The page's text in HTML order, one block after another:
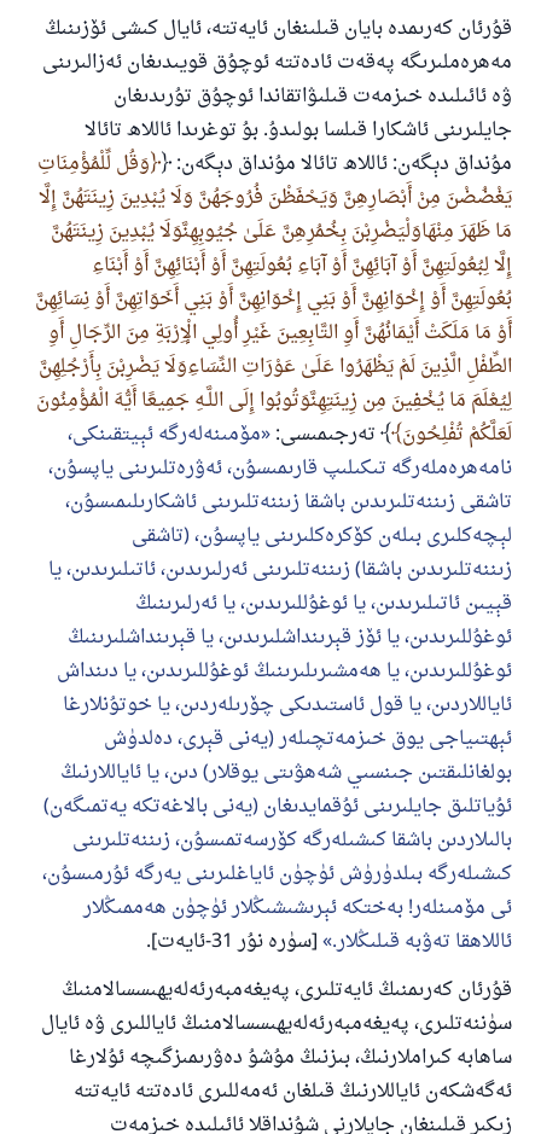
قۇرئان كەرىمدە بايان قىلىنغان ئايەتتە، ئايال كىشى ئۆزىنىڭ
مەھرەملىرىگە پەقەت ئادەتتە ئوچۇق قويىدىغان ئەزالىرىنى
ۋە ئائىلىدە خىزمەت قىلىۋاتقاندا ئوچۇق تۇرىدىغان
جايلىرىنى ئاشكارا قىلسا بولىدۇ. بۇ توغرىدا ئاللاھ تائالا
مۇنداق دېگەن: ئاللاھ تائالا مۇنداق دېگەن: ﴿ وَقُل لِّلْمُؤْمِنَاتِ
يَغْضُضْنَ مِنْ أَبْصَارِهِنَّ وَيَحْفَظْنَ فُرُوجَهُنَّ وَلَا يُبْدِينَ زِينَتَهُنَّ إِلَّا
مَا ظَهَرَ مِنْهَاوَلْيَضْرِبْنَ بِخُمُرِهِنَّ عَلَىٰ جُيُوبِهِنَّوَلَا يُبْدِينَ زِينَتَهُنَّ
إِلَّا لِبُعُولَتِهِنَّ أَوْ آبَائِهِنَّ أَوْ آبَاءِ بُعُولَتِهِنَّ أَوْ أَبْنَائِهِنَّ أَوْ أَبْنَاءِ
بُعُولَتِهِنَّ أَوْ إِخْوَانِهِنَّ أَوْ بَنِي إِخْوَانِهِنَّ أَوْ بَنِي أَخَوَاتِهِنَّ أَوْ نِسَائِهِنَّ
أَوْ مَا مَلَكَتْ أَيْمَانُهُنَّ أَوِ التَّابِعِينَ غَيْرِ أُولِي الْإِرْبَةِ مِنَ الرِّجَالِ أَوِ
الطِّفْلِ الَّذِينَ لَمْ يَظْهَرُوا عَلَىٰ عَوْرَاتِ النِّسَاءِوَلَا يَضْرِبْنَ بِأَرْجُلِهِنَّ
لِيُعْلَمَ مَا يُخْفِينَ مِن زِينَتِهِنَّوَتُوبُوا إِلَى اللَّـهِ جَمِيعًا أَيُّهَ الْمُؤْمِنُونَ
لَعَلَّكُمْ تُفْلِحُونَ ﴾ تەرجىمىسى: مۆمىنەلەرگە ئېيتقىنكى،
نامەھرەملەرگە تىكىلىپ قارىمىسۇن، ئەۋرەتلىرىنى ياپسۇن،
تاشقى زىننەتلىرىدىن باشقا زىننەتلىرىنى ئاشكارىلىمىسۇن،
لېچەكلىرى بىلەن كۆكرەكلىرىنى ياپسۇن، (تاشقى
زىننەتلىرىدىن باشقا) زىننەتلىرىنى ئەرلىرىدىن، ئاتىلىرىدىن، يا
قېيىن ئاتىلىرىدىن، يا ئوغۇللىرىدىن، يا ئەرلىرىنىڭ
ئوغۇللىرىدىن، يا ئۆز قېرىنداشلىرىدىن، يا قېرىنداشلىرىنىڭ
ئوغۇللىرىدىن، يا ھەمشىرىلىرىنىڭ ئوغۇللىرىدىن، يا دىنداش
ئاياللاردىن، يا قول ئاستىدىكى چۆرىلەردىن، يا خوتۇنلارغا
ئېھتىياجى يوق خىزمەتچىلەر (يەنى قېرى، دەلدۈش
بولغانلىقتىن جىنسىي شەھۋىتى يوقلار) دىن، يا ئاياللارنىڭ
ئۇياتلىق جايلىرىنى ئۇقمايدىغان (يەنى بالاغەتكە يەتمىگەن)
بالىلاردىن باشقا كىشىلەرگە كۆرسەتمىسۇن، زىننەتلىرىنى
كىشىلەرگە بىلدۈرۈش ئۈچۈن ئاياغلىرىنى يەرگە ئۇرمىسۇن،
ئى مۆمىنلەر! بەختكە ئېرىشىشىڭلار ئۈچۈن ھەممىڭلار
ئاللاھقا تەۋبە قىلىڭلار. [سۈرە نۇر 31-ئايەت].
قۇرئان كەرىمنىڭ ئايەتلىرى، پەيغەمبەرئەلەيھىسسالامنىڭ
سۈننەتلىرى، پەيغەمبەرئەلەيھىسسالامنىڭ ئاياللىرى ۋە ئايال
ساھابە كىراملارنىڭ، بىزنىڭ مۇشۇ دەۋرىمىزگىچە ئۇلارغا
ئەگەشكەن ئاياللارنىڭ قىلغان ئەمەللىرى ئادەتتە ئايەتتە
زىكىر قىلىنغان جايلارنى شۇنداقلا ئائىلىدە خىزمەت